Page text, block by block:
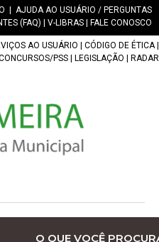
AJUDA AO USUÁRIO / PERGUNTAS
(FAQ)
V-LIBRAS FALE CONOSCO
AO USUÁRIO CÓDIGO DE ÉTICA|
PSS LEGISLAÇÃO RADAR
O QUE VOCÊ